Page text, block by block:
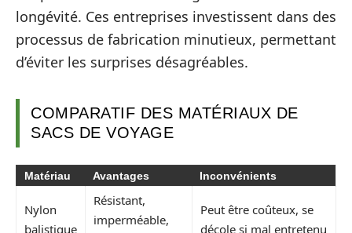
longévité. Ces entreprises investissent dans des
processus de fabrication minutieux, permettant
d’éviter les surprises désagréables.
COMPARATIF DES MATÉRIAUX DE
SACS DE VOYAGE
Matériau Avantages Inconvénients
Nylon
balistique
Résistant,
imperméable,
Peut être coûteux, se
décole si mal entretenu